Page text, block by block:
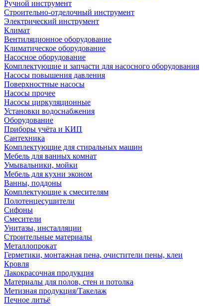
Ручной инструмент
Строительно-отделочный инструмент
Электрический инструмент
Климат
Вентиляционное оборудование
Климатическое оборудование
Насосное оборудование
Комплектующие и запчасти для насосного оборудования
Насосы повышения давления
Поверхностные насосы
Насосы прочее
Насосы циркуляционные
Установки водоснабжения
Оборудование
Приборы учёта и КИП
Сантехника
Комплектующие для стиральных машин
Мебель для ванных комнат
Умывальники, мойки
Мебель для кухни эконом
Ванны, поддоны
Комплектующие к смесителям
Полотенцесушители
Сифоны
Смесители
Унитазы, инсталляции
Строительные материалы
Металлопрокат
Герметики, монтажная пена, очистители пены, клеи
Кровля
Лакокрасочная продукция
Материалы для полов, стен и потолка
Метизная продукция/Такелаж
Печное литьё